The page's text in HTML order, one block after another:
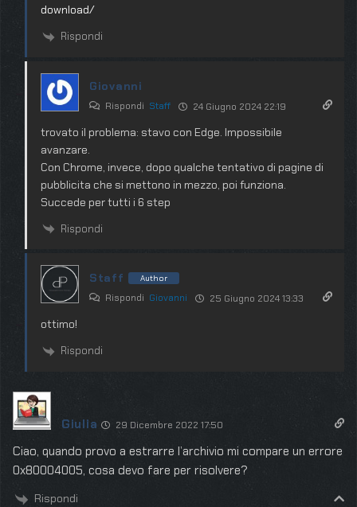
download/
Rispondi
Giovanni
Rispondi Staff 24 Giugno 2024 22:19
trovato il problema: stavo con Edge. Impossibile
avanzare.
Con Chrome, invece, dopo qualche tentativo di pagine di
pubblicita che si mettono in mezzo, poi funziona.
Succede per tutti i 6 step
Rispondi
Staff Author
Rispondi Giovanni 25 Giugno 2024 13:33
ottimo!
Rispondi
Giulia 29 Dicembre 2022 17:50
Ciao, quando provo a estrarre l’archivio mi compare un errore
0x80004005, cosa devo fare per risolvere?
Rispondi